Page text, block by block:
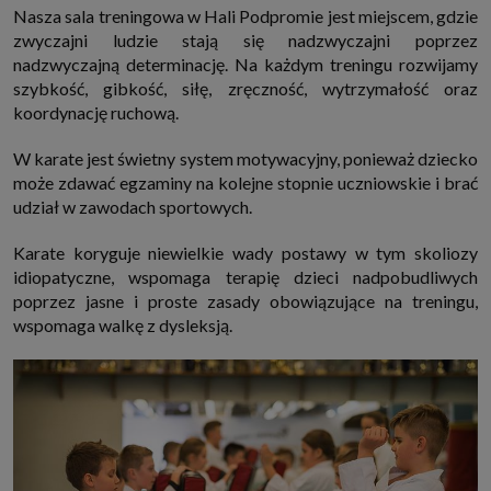
Nasza sala treningowa w Hali Podpromie jest miejscem, gdzie
zwyczajni ludzie stają się nadzwyczajni poprzez
nadzwyczajną determinację. Na każdym treningu rozwijamy
szybkość, gibkość, siłę, zręczność, wytrzymałość oraz
koordynację ruchową.
W karate jest świetny system motywacyjny, ponieważ dziecko
może zdawać egzaminy na kolejne stopnie uczniowskie i brać
udział w zawodach sportowych.
Karate koryguje niewielkie wady postawy w tym skoliozy
idiopatyczne, wspomaga terapię dzieci nadpobudliwych
poprzez jasne i proste zasady obowiązujące na treningu,
wspomaga walkę z dysleksją.